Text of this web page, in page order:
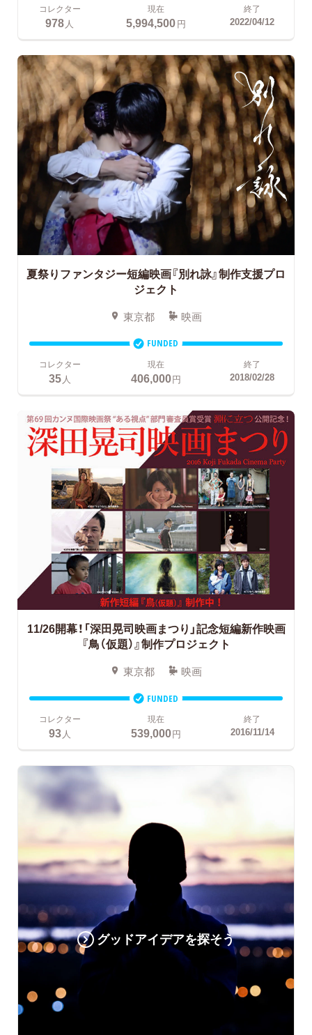
コレクター
978人
現在
5,994,500円
終了
2022/04/12
夏祭りファンタジー短編映画『別れ詠』制作支援プロ
ジェクト
東京都 映画
FUNDED
コレクター
35人
現在
406,000円
終了
2018/02/28
11/26開幕！「深田晃司映画まつり」記念短編新作映画
『鳥（仮題）』制作プロジェクト
東京都 映画
FUNDED
コレクター
93人
現在
539,000円
終了
2016/11/14
グッドアイデアを探そう